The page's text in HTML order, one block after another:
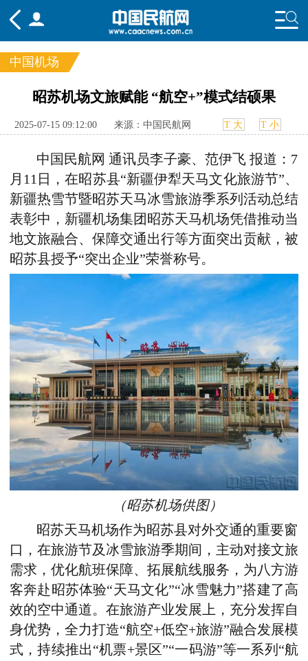
频道
国内 国际
行业
中国机场
昭苏机场文旅赋能 “航空+”模式结硕果
2025-07-15 09:12:00 来源：中国民航网 T 大 T 小
中国民航网 通讯员李子豪、范伊飞 报道：7
月11日，在昭苏县“新疆伊犁天马文化旅游节”、
新疆热雪节暨昭苏天马冰雪旅游季系列活动总结
表彰中，新疆机场集团昭苏天马机场凭借推动当
地文旅融合、保障交通出行等方面突出贡献，被
昭苏县授予“突出企业”荣誉称号。
（昭苏机场供图）
昭苏天马机场作为昭苏县对外交通的重要窗
口，在旅游节及冰雪旅游季期间，主动对接文旅
需求，优化航班保障、拓展航线服务，为八方游
客奔赴昭苏体验“天马文化”“冰雪魅力”搭建了高
效的空中通道。在旅游产业发展上，充分发挥自
身优势，全力打造“航空+低空+旅游”融合发展模
式，持续推出“机票+景区”“一码游”等一系列“航